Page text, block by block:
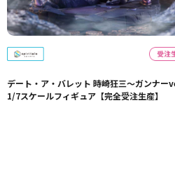
デート・ア・バレット 時崎狂三～ガンナー
1/7スケールフィギュア【完全受注生産】